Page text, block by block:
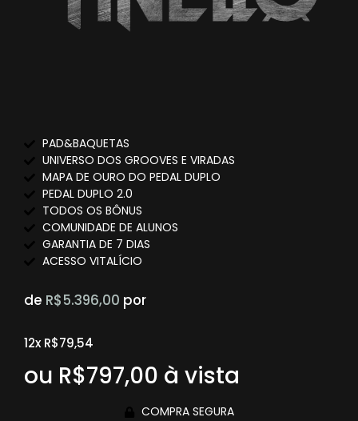
PAD&BAQUETAS
UNIVERSO DOS GROOVES E VIRADAS
MAPA DE OURO DO PEDAL DUPLO
PEDAL DUPLO 2.0
TODOS OS BÔNUS
COMUNIDADE DE ALUNOS
GARANTIA DE 7 DIAS
ACESSO VITALÍCIO
de R$5.396,00 por
12x R$79,54
ou R$797,00 à vista
COMPRA SEGURA